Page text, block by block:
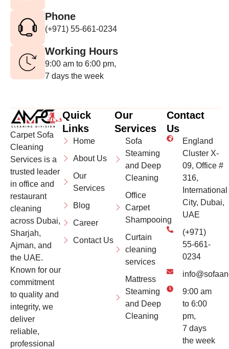
Phone
(+971) 55-661-0234
Working Hours
9:00 am to 6:00 pm,
7 days the week
Carpet Sofa
Cleaning
Services is a
trusted leader
in office and
restaurant
cleaning
across Dubai,
Sharjah,
Ajman, and
the UAE.
Known for our
commitment
to quality and
integrity, we
deliver
reliable,
professional
Quick
Links
Home
About Us
Our
Services
Blog
Career
Contact Us
Our
Services
Sofa
Steaming
and Deep
Cleaning
Office
Carpet
Shampooing
Curtain
cleaning
services
Mattress
Steaming
and Deep
Cleaning
Contact
Us
England
Cluster X-
09, Office #
316,
International
City, Dubai,
UAE
(+971)
55-661-
0234
9:00 am
to 6:00
pm,
7 days
the week